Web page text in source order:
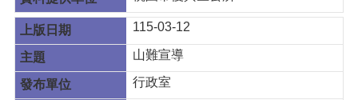
115-03-12
山難宣導
行政室